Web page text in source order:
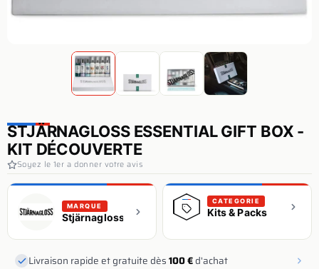
STJÄRNAGLOSS ESSENTIAL GIFT BOX -
KIT DÉCOUVERTE
Soyez le 1er a donner votre avis
MARQUE
Stjärnagloss
CATEGORIE
Kits & Packs
Livraison rapide et gratuite dès100 €d'achat